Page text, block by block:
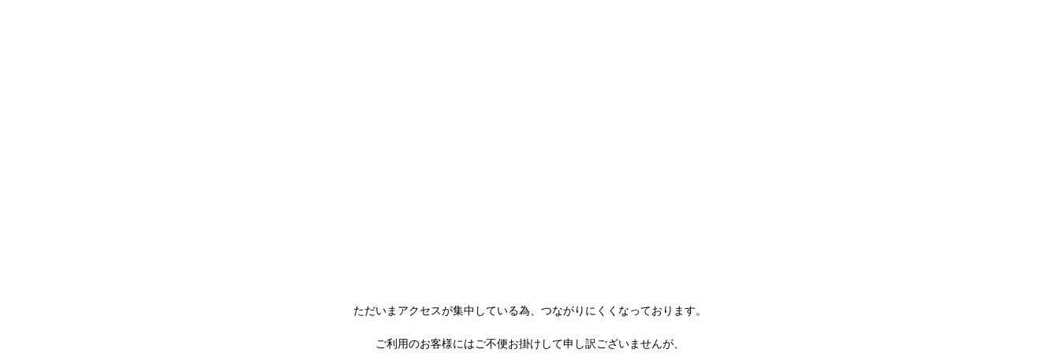
ただいまアクセスが集中している為、 つながりにくくなっております。
ご利用のお客様にはご不便お掛けして申し訳ございませんが、